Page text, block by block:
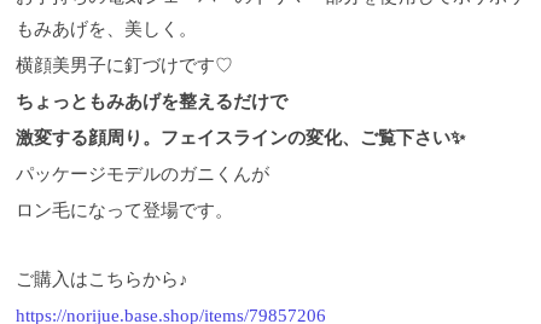
もみあげを、美しく。
横顔美男子に釘づけです♡
ちょっともみあげを整えるだけで
激変する顔周り。 フェイスラインの変化、ご覧下さい✨
パッケージモデルのガニくんが
ロン毛になって登場です。
ご購入はこちらから♪
https://norijue.base.shop/items/79857206